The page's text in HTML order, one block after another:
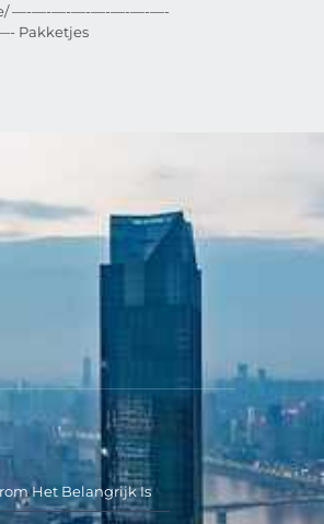
—-—-—-—-—-—-—-—-
Pakketjes
Het Belangrijk Is